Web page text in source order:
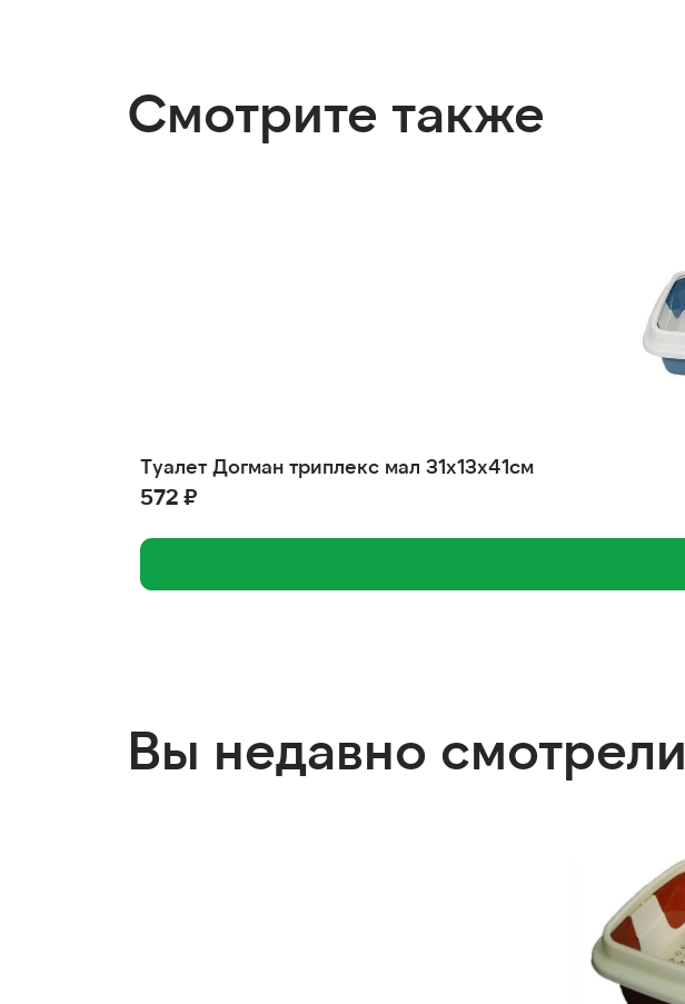
Смотрите также
Туалет Догман триплекс мал 31х13х41см
572 ₽
Вы недавно смотрели